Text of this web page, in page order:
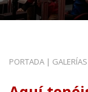
PORTADA | GALERÍAS